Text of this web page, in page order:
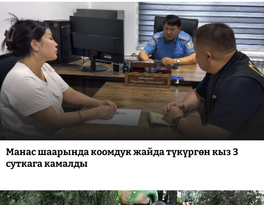
Манас шаарында коомдук жайда түкүргөн кыз 3
суткага камалды